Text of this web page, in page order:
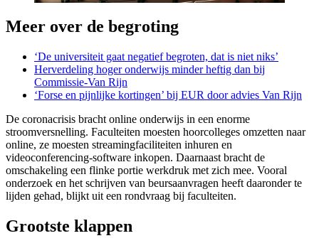
Meer over de begroting
‘De universiteit gaat negatief begroten, dat is niet niks’
Herverdeling hoger onderwijs minder heftig dan bij
Commissie-Van Rijn
‘Forse en pijnlijke kortingen’ bij EUR door advies Van Rijn
De coronacrisis bracht online onderwijs in een enorme
stroomversnelling. Faculteiten moesten hoorcolleges omzetten naar
online, ze moesten streamingfaciliteiten inhuren en
videoconferencing-software inkopen. Daarnaast bracht de
omschakeling een flinke portie werkdruk met zich mee. Vooral
onderzoek en het schrijven van beursaanvragen heeft daaronder te
lijden gehad, blijkt uit een rondvraag bij faculteiten.
Grootste klappen